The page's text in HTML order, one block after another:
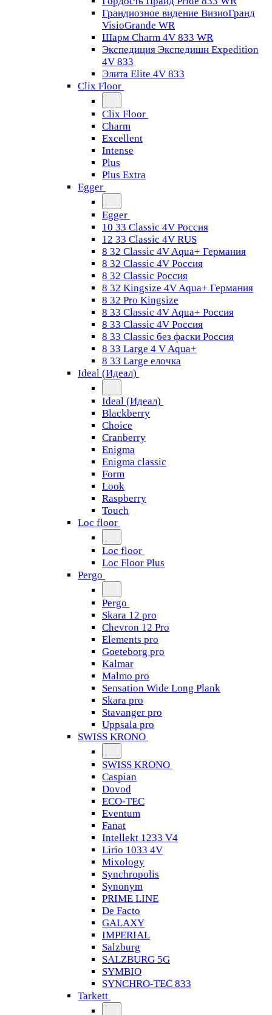
Грандиозное видение ВизиоГранд
VisioGrande WR
Шарм Charm 4V 833 WR
Экспедиция Экспедишн Expedition
4V 833
Элита Elite 4V 833
Clix Floor
Clix Floor
Charm
Excellent
Intense
Plus
Plus Extra
Egger
Egger
10 33 Classic 4V Россия
12 33 Classic 4V RUS
8 32 Classic 4V Aqua+ Германия
8 32 Classic 4V Россия
8 32 Classic Россия
8 32 Kingsize 4V Aqua+ Германия
8 32 Pro Kingsize
8 33 Classic 4V Aqua+ Россия
8 33 Classic 4V Россия
8 33 Classic без фаски Россия
8 33 Large 4 V Aqua+
8 33 Large елочка
Ideal (Идеал)
Ideal (Идеал)
Blackberry
Choice
Cranberry
Enigma
Enigma classic
Form
Look
Raspberry
Touch
Loc floor
Loc floor
Loc Floor Plus
Pergo
Pergo
Skara 12 pro
Chevron 12 Pro
Elements pro
Goeteborg pro
Kalmar
Malmo pro
Sensation Wide Long Plank
Skara pro
Stavanger pro
Uppsala pro
SWISS KRONO
SWISS KRONO
Caspian
Dovod
ECO-TEC
Eventum
Fanat
Intellekt 1233 V4
Lirio 1033 4V
Mixology
Synchropolis
Synonym
PRIME LINE
De Facto
GALAXY
IMPERIAL
Salzburg
SALZBURG 5G
SYMBIO
SYNCHRO-TEC 833
Tarkett